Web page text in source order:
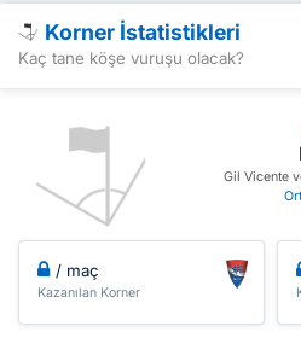
Korner İstatistikleri
Kaç tane köşe vuruşu olacak?
Gil Vicente
/ maç
Kazanılan Korner